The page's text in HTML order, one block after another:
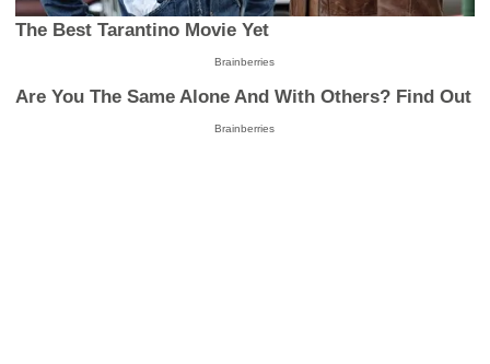
The Best Tarantino Movie Yet
Brainberries
Are You The Same Alone And With Others? Find Out
Brainberries